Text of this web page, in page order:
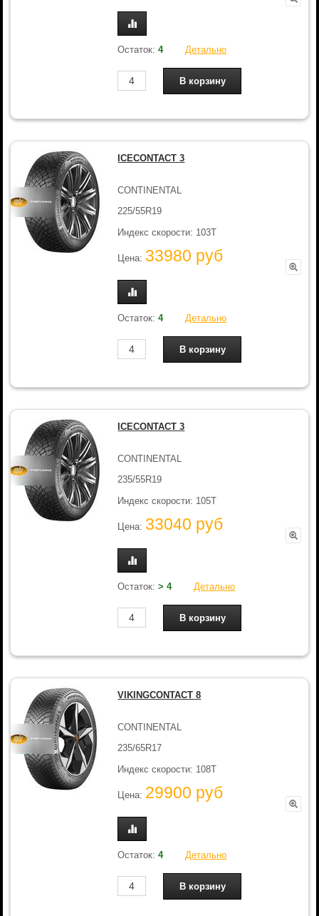
Остаток:4 Детально
ICECONTACT 3
CONTINENTAL
225/55R19
Индекс скорости: 103T
Цена: 33980 руб
Остаток:4 Детально
ICECONTACT 3
CONTINENTAL
235/55R19
Индекс скорости: 105T
Цена: 33040 руб
Остаток:> 4 Детально
VIKINGCONTACT 8
CONTINENTAL
235/65R17
Индекс скорости: 108T
Цена: 29900 руб
Остаток:4 Детально